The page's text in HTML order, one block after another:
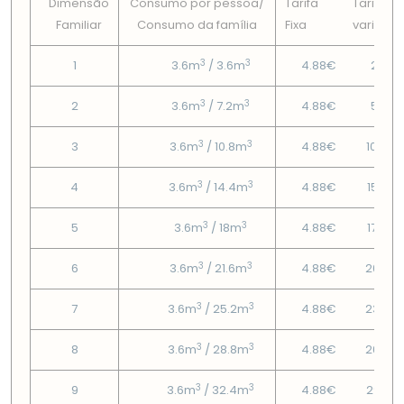
Dimensão
Familiar
Consumo por pessoa/
Consumo da famí­lia
Tarifa
Fixa
Tarifa
variável
1 3.6m3 / 3.6m3 4.88€ 2.15€
2 3.6m3 / 7.2m3 4.88€ 5.81€
3 3.6m3 / 10.8m3 4.88€
4 3.6m3 / 14.4m3 4.88€ 15.06€
5 3.6m3 / 18m3 4.88€ 17.63€
6 3.6m3 / 21.6m3 4.88€
7 3.6m3 / 25.2m3 4.88€
8 3.6m3 / 28.8m3 4.88€
9 3.6m3 / 32.4m3 4.88€